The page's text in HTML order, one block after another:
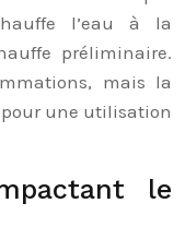
l’eau à la
préliminaire.
mais la
une utilisation
le